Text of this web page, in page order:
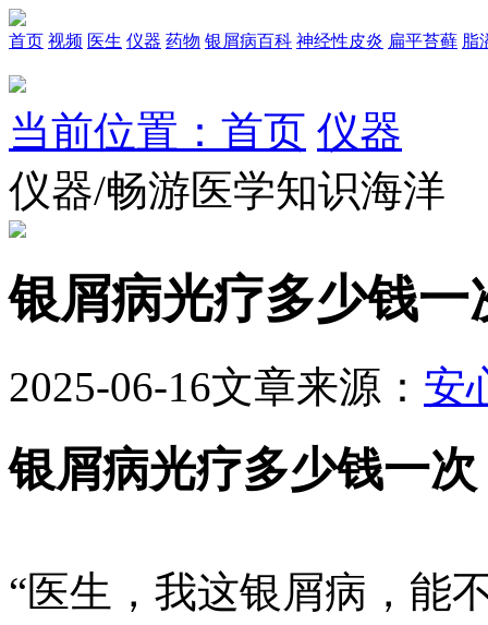
首页 视频 医生 仪器 药物 银屑病百科 神经性皮炎 扁平苔藓 脂
当前位置：首页 仪器
仪器/畅游医学知识海洋
银屑病光疗多少钱一
2025-06-16文章来源： 安
银屑病光疗多少钱一次
“医生，我这银屑病，能